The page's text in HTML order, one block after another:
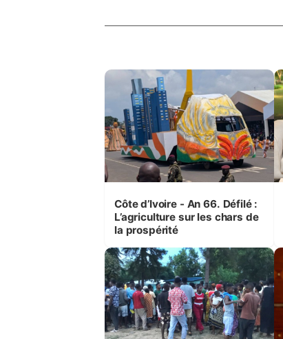
Côte d’Ivoire - An 66. Défilé :
L’agriculture sur les chars de
la prospérité